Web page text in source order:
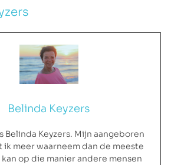
Belinda Keyzers
Belinda Keyzers. Mijn aangeboren
ik meer waarneem dan de meeste
kan op die manier andere mensen